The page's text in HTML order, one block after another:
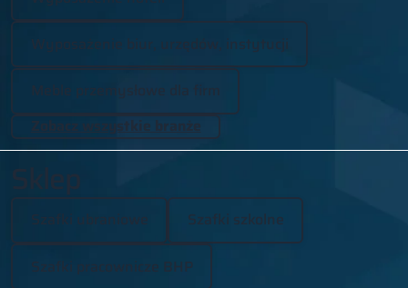
Meble przemysłowe dla firm
Zobacz wszystkie branże
Szafki szkolne